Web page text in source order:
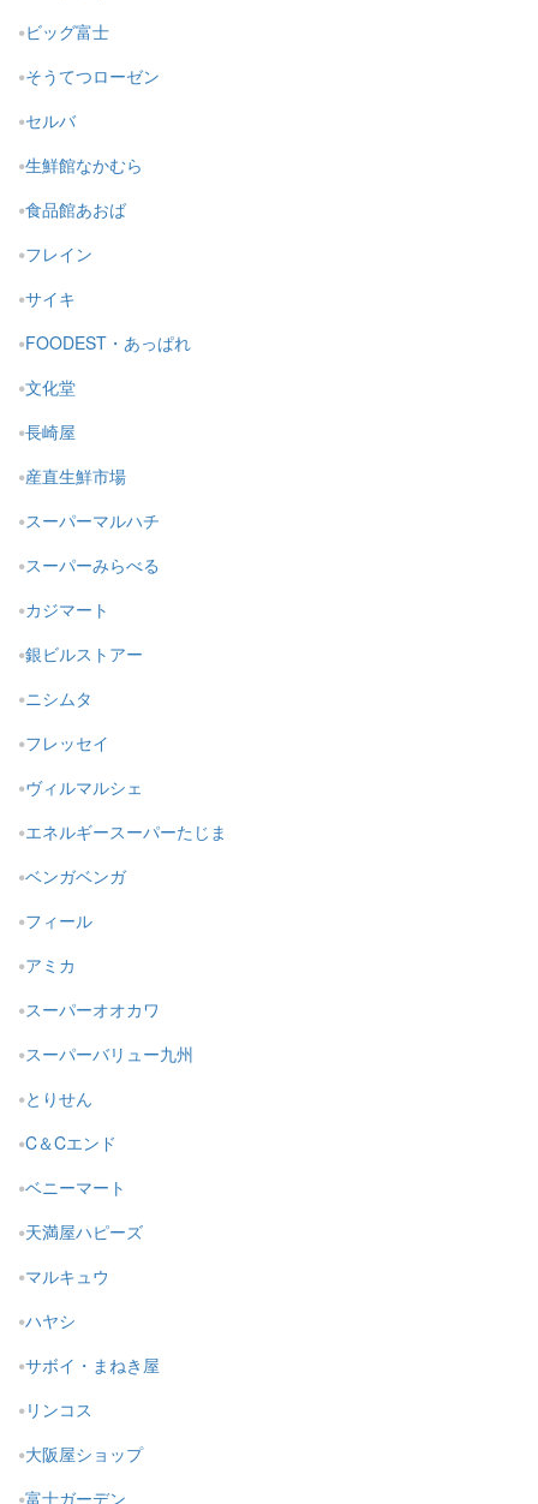
ビッグ富士
そうてつローゼン
セルバ
生鮮館なかむら
食品館あおば
フレイン
サイキ
FOODEST・あっぱれ
文化堂
長崎屋
産直生鮮市場
スーパーマルハチ
スーパーみらべる
カジマート
銀ビルストアー
ニシムタ
フレッセイ
ヴィルマルシェ
エネルギースーパーたじま
ベンガベンガ
フィール
アミカ
スーパーオオカワ
スーパーバリュー九州
とりせん
C＆Cエンド
ベニーマート
天満屋ハピーズ
マルキュウ
ハヤシ
サボイ・まねき屋
リンコス
大阪屋ショップ
富士ガーデン